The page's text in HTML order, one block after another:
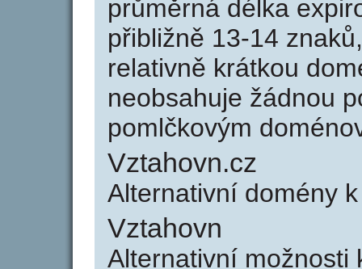
průměrná délka
přibližně 13-14
relativně krátkou
neobsahuje žádnou
pomlčkovým
Vztahovn.cz
Alternativní domény
Vztahovn
Alternativní možnosti